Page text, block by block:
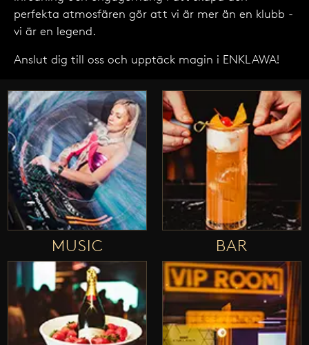
perfekta atmosfären gör att vi är mer än en klubb -
vi är en legend.
Anslut dig till oss och upptäck magin i ENKLAWA!
MUSIC BAR